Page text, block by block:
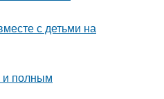
с детьми на
и полным